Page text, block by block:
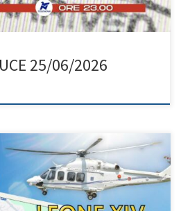
25/06/2026
un viaggio tra fede e radici!
ci guidano alla scoperta della storica